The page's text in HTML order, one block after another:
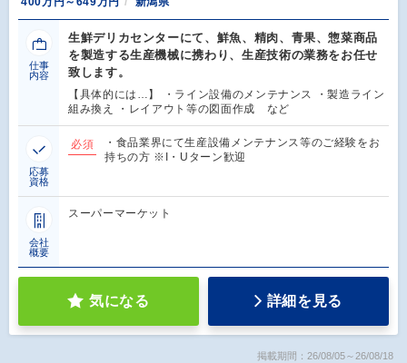
仕事
内容
生鮮デリカセンターにて、鮮魚、精肉、青果、惣菜商品
を製造する生産機械に携わり、生産技術の業務をお任せ
致します。
【具体的には…】 ・ライン設備のメンテナンス ・製造ライン
組み換え ・レイアウト等の図面作成 など
応募
資格
必須
・食品業界にて生産設備メンテナンス等のご経験をお
持ちの方 ※I・Uターン歓迎
会社
概要
スーパーマーケット
気になる 詳細を見る
掲載期間：26/08/05～26/08/18